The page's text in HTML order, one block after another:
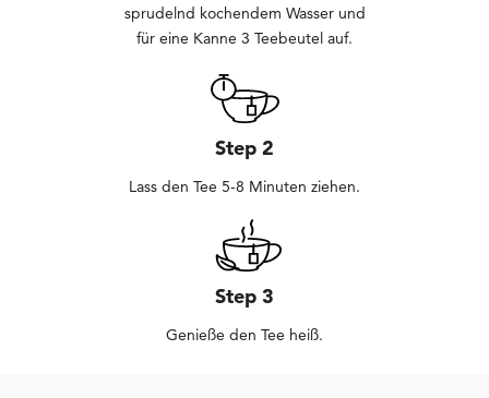
sprudelnd kochendem Wasser und
für eine Kanne 3 Teebeutel auf.
Step 2
Lass den Tee 5-8 Minuten ziehen.
Step 3
Genieße den Tee heiß.